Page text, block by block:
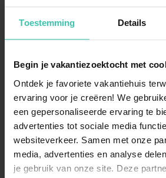
Toestemming Details
Begin je vakantiezoektocht met
Ontdek je favoriete vakantiehuis
ervaring voor je creëren! We
een gepersonaliseerde ervaring te
advertenties tot sociale media
websiteverkeer. Samen met onze
media, advertenties en analyse
je gebruik van onze site. Deze